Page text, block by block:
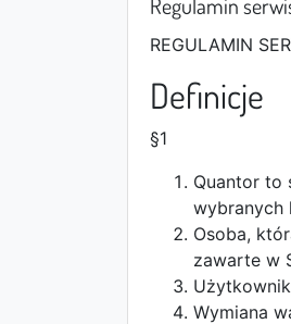
REGULAMIN
Definicje
§1
Quantor to
wybranych
Osoba,
zawarte w
Wymiana